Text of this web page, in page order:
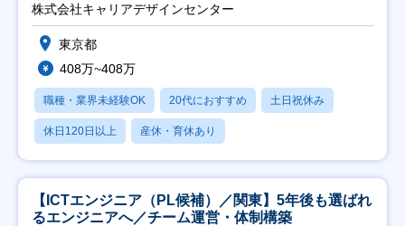
株式会社キャリアデザインセンター
東京都
408万~408万
職種・業界未経験OK 20代におすすめ 土日祝休み
休日120日以上 産休・育休あり
【ICTエンジニア（PL候補）／関東】5年後も選ばれ
るエンジニアへ／チーム運営・体制構築